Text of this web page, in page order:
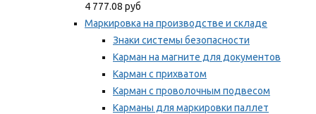
4 777.08 руб
Маркировка на производстве и складе
Знаки системы безопасности
Карман на магните для документов
Карман с прихватом
Карман с проволочным подвесом
Карманы для маркировки паллет